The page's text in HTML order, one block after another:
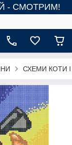
- СМОТРИМ!
СХЕМИ КОТИ І